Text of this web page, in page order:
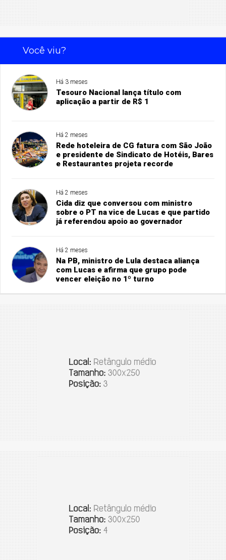
Você viu?
Há 3 meses
Tesouro Nacional lança título com
aplicação a partir de R$ 1
Há 2 meses
Rede hoteleira de CG fatura com São João
e presidente de Sindicato de Hotéis, Bares
e Restaurantes projeta recorde
Há 2 meses
Cida diz que conversou com ministro
sobre o PT na vice de Lucas e que partido
já referendou apoio ao governador
Há 2 meses
Na PB, ministro de Lula destaca aliança
com Lucas e afirma que grupo pode
vencer eleição no 1º turno